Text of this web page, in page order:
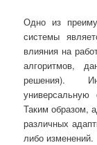
Одно из
системы
влияния на
алгоритмов,
решения).
универсальную
Таким образом,
различных
либо изменений.